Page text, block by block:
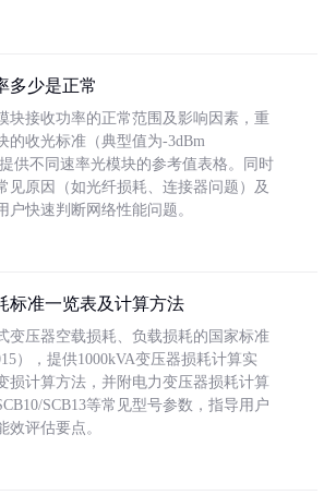
多少是正常
块接收功率的正常范围及影响因素，重
的收光标准（典型值为-3dBm
供不同速率光模块的参考值表格。同时
见原因（如光纤损耗、连接器问题）及
户快速判断网络性能问题。
标准一览表及计算方法
变压器空载损耗、负载损耗的国家标准
），提供1000kVA变压器损耗计算实
损计算方法，并附电力变压器损耗计算
SCB13等常见型号参数，指导用户
效评估要点。